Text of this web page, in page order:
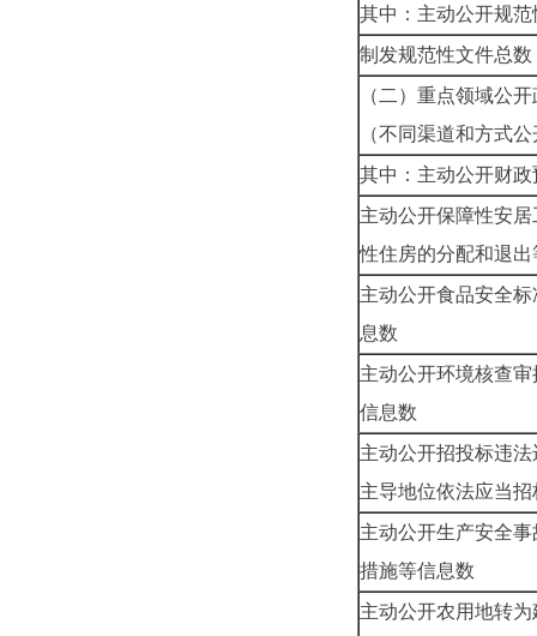
其中：主动公开规范
制发规范性文件总数
（二）重点领域公
（不同渠道和方式
其中：主动公开财
主动公开保障性安
性住房的分配和退出
主动公开食品安全
息数
主动公开环境核查
信息数
主动公开招投标违
主导地位依法应当
主动公开生产安全
措施等信息数
主动公开农用地转